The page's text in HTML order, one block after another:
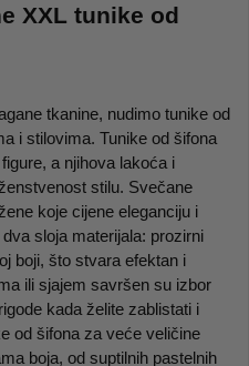
XXL tunike od
tkanine, nudimo tunike od
i stilovima. Tunike od šifona
a njihova lakoća i
stilu. Svečane
koje cijene eleganciju i
sloja materijala: prozirni
boji, što stvara efektan i
ili sjajem savršen su izbor
kada želite zablistati i
od šifona za veće veličine
boja, od suptilnih pastelnih